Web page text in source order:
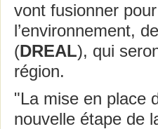
vont fusionner
l’environnement,
(DREAL), qui
région.
"La mise en place
nouvelle étape de